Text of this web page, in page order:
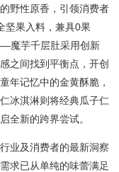
野性原香，引领消费者
坚果入料，兼具0果
魔芋千层肚采用创新
之间找到平衡点，开创
年记忆中的金黄酥脆，
冰淇淋则将经典瓜子仁
全新的跨界尝试。
业及消费者的最新洞察
求已从单纯的味蕾满足